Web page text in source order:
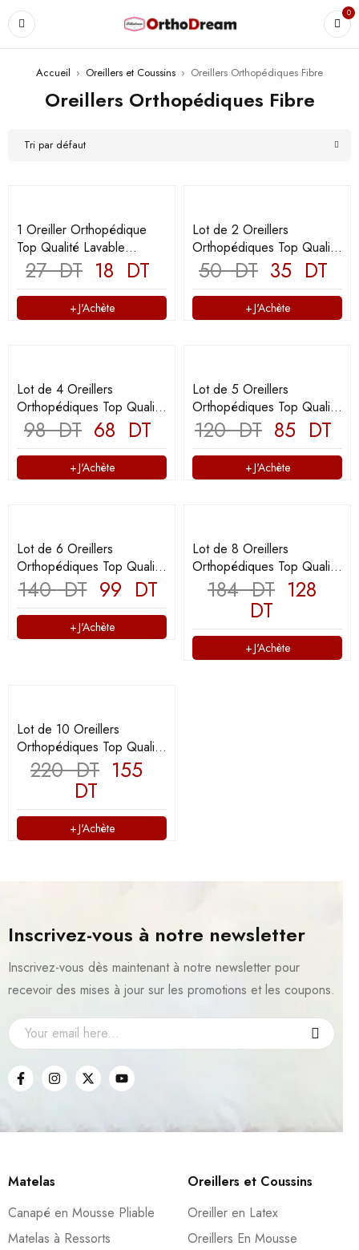
0
Accueil › Oreillers et Coussins › Oreillers Orthopédiques Fibre
Oreillers Orthopédiques Fibre
Tri par défaut
1 Oreiller Orthopédique
Top Qualité Lavable
70x50cm
27DT 18 DT
J'Achète
Lot de 2 Oreillers
Orthopédiques Top Qualité
Lavable 70x50cm
50DT 35 DT
J'Achète
Lot de 4 Oreillers
Orthopédiques Top Qualité
Lavable 70x50cm
98DT 68 DT
J'Achète
Lot de 5 Oreillers
Orthopédiques Top Qualité
Lavable 70x50cm
120DT 85 DT
J'Achète
Lot de 6 Oreillers
Orthopédiques Top Qualité
Lavable 70x50cm
140DT 99 DT
J'Achète
Lot de 8 Oreillers
Orthopédiques Top Qualité
Lavable 70x50cm
184DT 128
DT
J'Achète
Lot de 10 Oreillers
Orthopédiques Top Qualité
Lavable 70x50cm
220DT 155
DT
J'Achète
Inscrivez-vous à notre newsletter
Inscrivez-vous dès maintenant à notre newsletter pour
recevoir des mises à jour sur les promotions et les coupons.
Matelas
Canapé en Mousse Pliable
Matelas à Ressorts
Oreillers et Coussins
Oreiller en Latex
Oreillers En Mousse